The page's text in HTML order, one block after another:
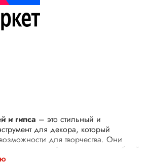
и гипса – это стильный и
для декора, который
для творчества. Они
универсальный материал, способный
свечи и гипсовые изделия, но и